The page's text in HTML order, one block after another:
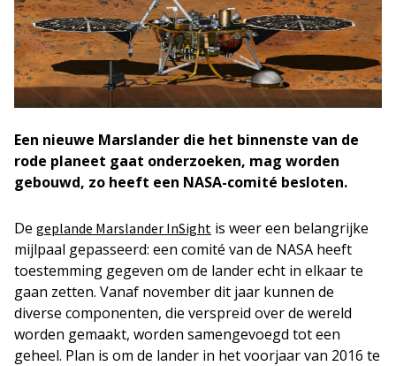
Een nieuwe Marslander die het binnenste van de
rode planeet gaat onderzoeken, mag worden
gebouwd, zo heeft een NASA-comité besloten.
De geplande Marslander InSight is weer een belangrijke
mijlpaal gepasseerd: een comité van de NASA heeft
toestemming gegeven om de lander echt in elkaar te
gaan zetten. Vanaf november dit jaar kunnen de
diverse componenten, die verspreid over de wereld
worden gemaakt, worden samengevoegd tot een
geheel. Plan is om de lander in het voorjaar van 2016 te